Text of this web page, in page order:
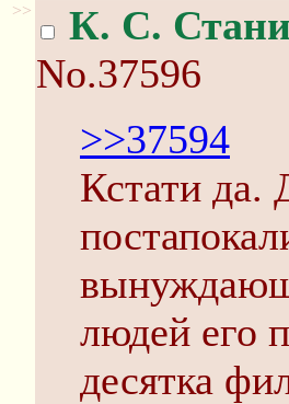
>> К. С.
No.37596
>>37594
Кстати да.
людей его
десятка